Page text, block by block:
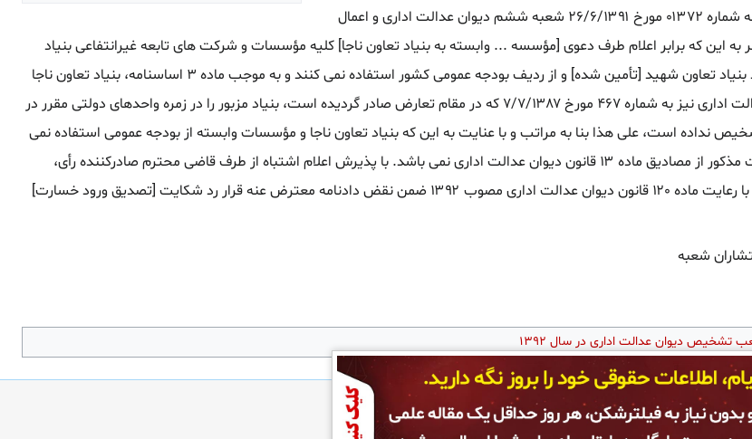
در خصوص اعلام وقوع اشتباه بین نسبت به دادنامه شماره ۰۱۳۷۲ مورخ ۲۶/۶/۱۳۹۱ شعبه ششم دیوان عدالت اداری و اعمال
قانون دیوان عدالت اداری مصوب ۱۳۸۵؛ نظر به این که برابر اعلام طرف دعوی [مؤسسه ... وابسته به بنیاد تعاون ناجا] کلیه مؤسسات و شرکت های تابعه غیرانتفاعی بنیاد
دارای شخصیت حقوقی مستقل و سرمایه آن توسط بنیاد تعاون شهید [تأمین شده] و از ردیف بودجه عمومی کشور استفاده نمی کنند و به موجب ماده ۳ اساسنامه، بنیاد تعاون ناجا
غیردولتی می باشد و همچنین رأی هیأت دیوان عدالت اداری نیز به شماره ۴۶۷ مورخ ۷/۷/۱۳۸۷ که در مقام تعارض صادر گردیده است، بنیاد مزبور را در زمره واحدهای دولتی مقرر در
۱۳ قانون دیوان عدالت اداری مصوب ۱۳۸۵ تشخیص نداده است، علی هذا بنا به مراتب و با عنایت به این که بنیاد تعاون ناجا و مؤسسات وابسته از بودجه عمومی استفاده نمی
کنند و دولتی محسوب نمی باشند، علی-هذا شکایت مذکور از مصادیق ماده ۱۳ قانون دیوان عدالت اداری نمی باشد. با پذیرش اعلام اشتباه از طرف قاضی محترم صادرکننده رأی،
مستندا به مواد ۱۰ و ۱۶ قانون دیوان عدالت اداری و با رعایت ماده ۱۲۰ قانون دیوان عدالت اداری مصوب ۱۳۹۲ ضمن نقض دادنامه معترض عنه قرار رد شکایت [تصدیق ورود خسارت]
تشخیص دیوان عدالت اداری در سال ۱۳۹۲